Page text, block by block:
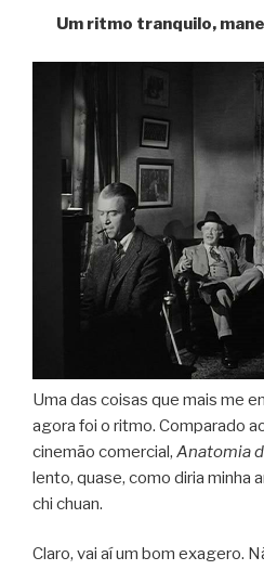
Um ritmo tranquilo,
Uma das coisas que mais me
agora foi o ritmo. Comparado
cinemão comercial, Anatomia
lento, quase, como diria minha
chi chuan.
Claro, vai aí um bom exagero.